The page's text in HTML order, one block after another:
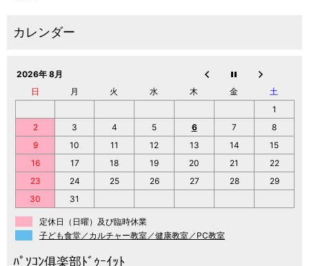
2026年 8月
日
月 火 水 木 金
土
1
2
3 4 5 6 7
8
9
10 11 12 13 14
15
16
17 18 19 20 21
22
23
24 25 26 27 28
29
30
31
定休日（日曜）及び臨時休業
子ども食堂／カルチャー教室／健康教室／PC教室